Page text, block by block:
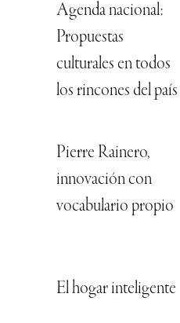
Agenda nacional:
Propuestas
culturales en todos
los rincones del país
Pierre Rainero,
innovación con
vocabulario propio
El hogar inteligente